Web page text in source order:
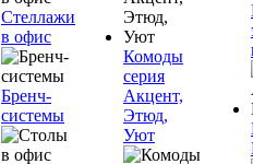
Стеллажи
в офис
Бренч-
системы
Комоды
серия
Акцент,
Этюд,
Уют